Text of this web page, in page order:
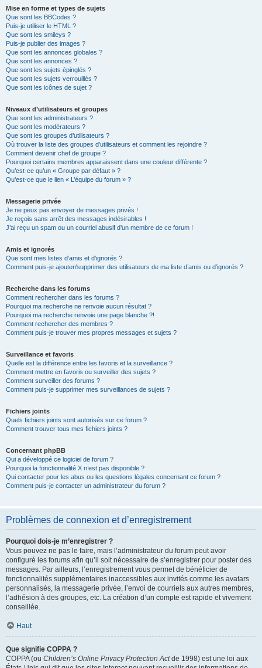
Mise en forme et types de sujets
Que sont les BBCodes ?
Puis-je utiliser le HTML ?
Que sont les smileys ?
Puis-je publier des images ?
Que sont les annonces globales ?
Que sont les annonces ?
Que sont les sujets épinglés ?
Que sont les sujets verrouillés ?
Que sont les icônes de sujet ?
Niveaux d’utilisateurs et groupes
Que sont les administrateurs ?
Que sont les modérateurs ?
Que sont les groupes d’utilisateurs ?
Où trouver la liste des groupes d’utilisateurs et comment les rejoindre ?
Comment devenir chef de groupe ?
Pourquoi certains membres apparaissent dans une couleur différente ?
Qu’est-ce qu’un « Groupe par défaut » ?
Qu’est-ce que le lien « L’équipe du forum » ?
Messagerie privée
Je ne peux pas envoyer de messages privés !
Je reçois sans arrêt des messages indésirables !
J’ai reçu un spam ou un courriel abusif d’un membre de ce forum !
Amis et ignorés
Que sont mes listes d’amis et d’ignorés ?
Comment puis-je ajouter/supprimer des utilisateurs de ma liste d’amis ou d’ignorés ?
Recherche dans les forums
Comment rechercher dans les forums ?
Pourquoi ma recherche ne renvoie aucun résultat ?
Pourquoi ma recherche renvoie une page blanche ?!
Comment rechercher des membres ?
Comment puis-je trouver mes propres messages et sujets ?
Surveillance et favoris
Quelle est la différence entre les favoris et la surveillance ?
Comment mettre en favoris ou surveiller des sujets ?
Comment surveiller des forums ?
Comment puis-je supprimer mes surveillances de sujets ?
Fichiers joints
Quels fichiers joints sont autorisés sur ce forum ?
Comment trouver tous mes fichiers joints ?
Concernant phpBB
Qui a développé ce logiciel de forum ?
Pourquoi la fonctionnalité X n’est pas disponible ?
Qui contacter pour les abus ou les questions légales concernant ce forum ?
Comment puis-je contacter un administrateur du forum ?
Problèmes de connexion et d’enregistrement
Pourquoi dois-je m’enregistrer ?
Vous pouvez ne pas le faire, mais l’administrateur du forum peut avoir
configuré les forums afin qu’il soit nécessaire de s’enregistrer pour poster des
messages. Par ailleurs, l’enregistrement vous permet de bénéficier de
fonctionnalités supplémentaires inaccessibles aux invités comme les avatars
personnalisés, la messagerie privée, l’envoi de courriels aux autres membres,
l’adhésion à des groupes, etc. La création d’un compte est rapide et vivement
conseillée.
Haut
Que signifie COPPA ?
COPPA (ou Children’s Online Privacy Protection Actde 1998) est une loi aux